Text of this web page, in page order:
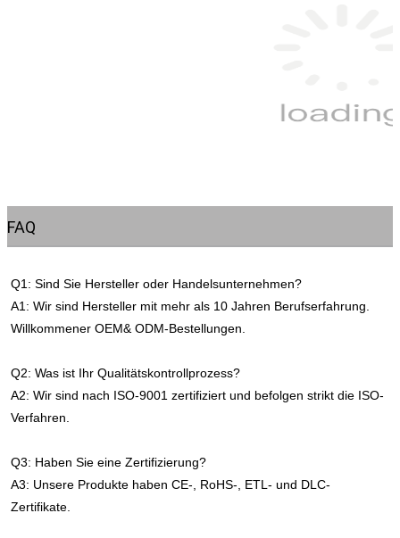
FAQ
Q1: Sind Sie Hersteller oder Handelsunternehmen?
A1: Wir sind Hersteller mit mehr als 10 Jahren Berufserfahrung.
Willkommener OEM& ODM-Bestellungen.
Q2: Was ist Ihr Qualitätskontrollprozess?
A2: Wir sind nach ISO-9001 zertifiziert und befolgen strikt die ISO-
Verfahren.
Q3: Haben Sie eine Zertifizierung?
A3: Unsere Produkte haben CE-, RoHS-, ETL- und DLC-
Zertifikate.